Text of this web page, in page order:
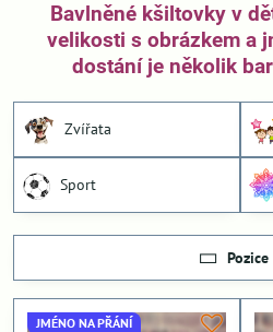
Bavlněné kšiltovky v
velikosti s obrázkem a
dostání je několik
Zvířata
Sport
Pozice
JMÉNO NA PŘÁNÍ